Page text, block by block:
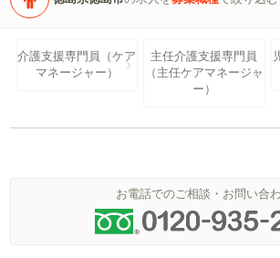
介護支援専門員（ケア
マネージャー）
主任介護支援専門員
（主任ケアマネージャ
ー）
お電話でのご相談・お問い合